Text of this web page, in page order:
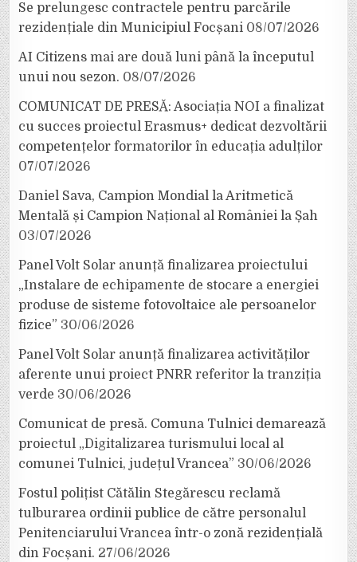
Se prelungesc contractele pentru parcările
rezidențiale din Municipiul Focșani 08/07/2026
AI Citizens mai are două luni până la începutul
unui nou sezon. 08/07/2026
COMUNICAT DE PRESĂ: Asociația NOI a finalizat
cu succes proiectul Erasmus+ dedicat dezvoltării
competențelor formatorilor în educația adulților
07/07/2026
Daniel Sava, Campion Mondial la Aritmetică
Mentală și Campion Național al României la Șah
03/07/2026
Panel Volt Solar anunță finalizarea proiectului
„Instalare de echipamente de stocare a energiei
produse de sisteme fotovoltaice ale persoanelor
fizice” 30/06/2026
Panel Volt Solar anunță finalizarea activităților
aferente unui proiect PNRR referitor la tranziția
verde 30/06/2026
Comunicat de presă. Comuna Tulnici demarează
proiectul „Digitalizarea turismului local al
comunei Tulnici, județul Vrancea” 30/06/2026
Fostul polițist Cătălin Stegărescu reclamă
tulburarea ordinii publice de către personalul
Penitenciarului Vrancea într-o zonă rezidențială
din Focșani. 27/06/2026